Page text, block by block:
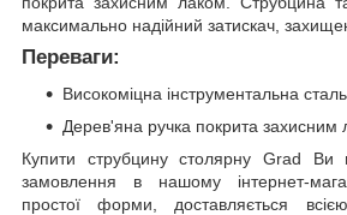
максимально надійний затискач,
Переваги:
Високоміцна інструментальна
Дерев'яна ручка покрита захисним
Купити струбцину столярну Grad
замовлення в нашому інтернет-
простої форми, доставляється